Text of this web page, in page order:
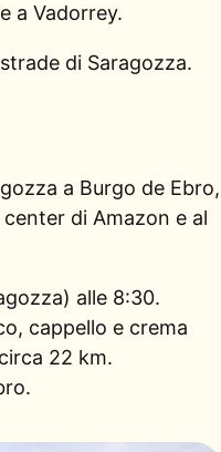
a Vadorrey.
di Saragozza.
a Burgo de Ebro,
di Amazon e al
alle 8:30.
cappello e crema
22 km.